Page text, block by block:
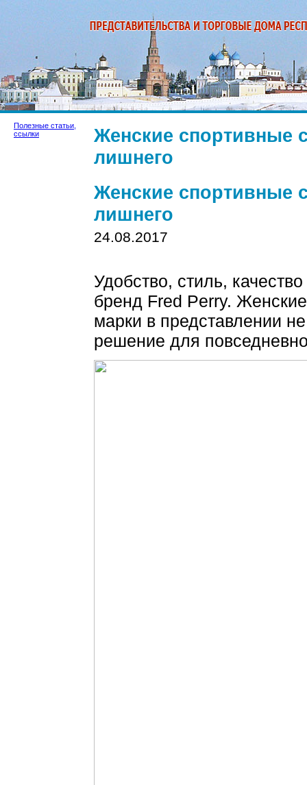
Полезные статьи,
ссылки
Женские спортивные
лишнего
Женские спортивные
лишнего
24.08.2017
Удобство, стиль,
бренд Fred Perry.
марки в представлении
решение для